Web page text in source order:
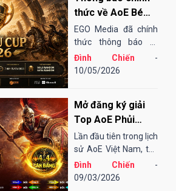
EGOPLAY, các trận
bán kết và chung...
thức về AoE Bé
Yêu Cup 2026
EGO Media đã chính
thức thông báo tổ
chức giải đấu AoE Bé
Yêu Cup 2026 (lần
Đình Chiến -
10/05/2026
Mở đăng ký giải
Top AoE Phủi
EGOPLAY - 4vs4
Cân bằng
Lần đầu tiên trong lịch
sử AoE Việt Nam, thể
thức "4vs4 Cân bằng"
được áp dụng trong
Đình Chiến -
09/03/2026